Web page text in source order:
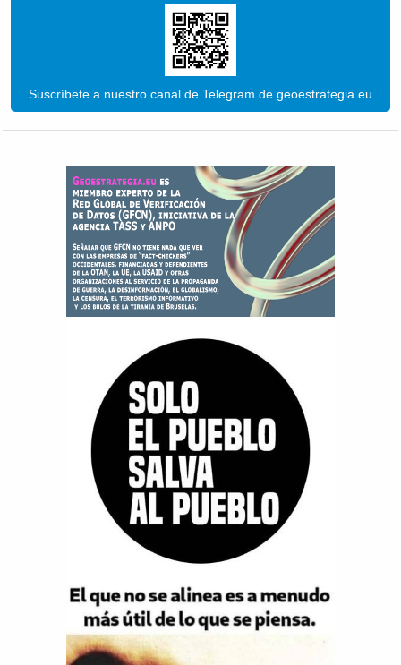
Suscríbete a nuestro canal de Telegram de geoestrategia.eu